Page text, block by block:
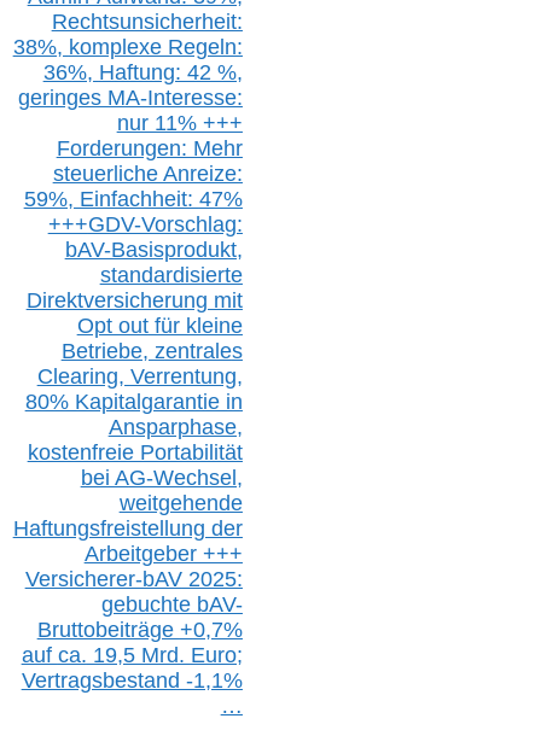
Rechtsunsicherheit:
38%, komplexe Regeln:
36%, Haftung: 42 %,
geringes MA-Interesse:
nur 11% +++
Forderungen: Mehr
steuerliche Anreize:
59%, Einfachheit: 47%
+++GDV-Vorschlag:
bAV-Basisprodukt,
standardisierte
Direktversicherung mit
Opt outfür kleine
Betriebe, zentrales
Clearing, Verrentung,
80% Kapitalgarantie in
Ansparphase,
kostenfreie Portabilität
bei AG-Wechsel,
weitgehende
Haftungsfreistellung der
Arbeitgeber +++
Versicherer-bAV2025:
gebuchte bAV-
Bruttobeiträge +0,7%
auf ca. 19,5 Mrd. Euro;
Vertragsbestand -1,1%
…